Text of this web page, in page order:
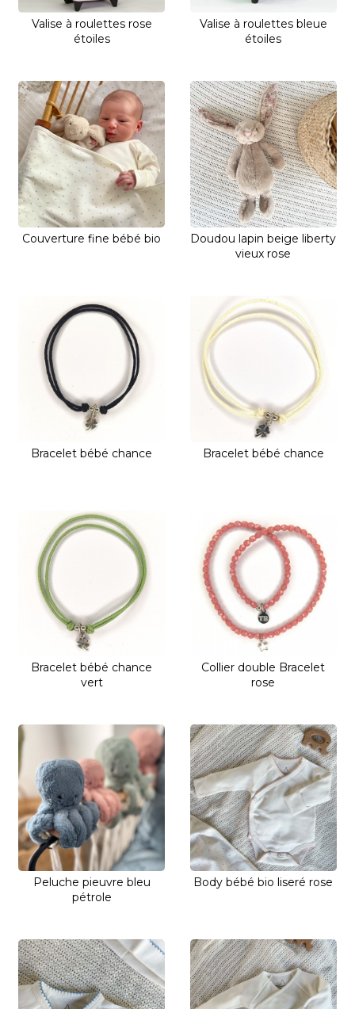
Valise à roulettes rose
étoiles
Valise à roulettes bleue
étoiles
Couverture fine bébé bio
Doudou lapin beige liberty
vieux rose
Bracelet bébé chance Bracelet bébé chance
Bracelet bébé chance
vert
Collier double Bracelet
rose
Peluche pieuvre bleu
pétrole
Body bébé bio liseré rose